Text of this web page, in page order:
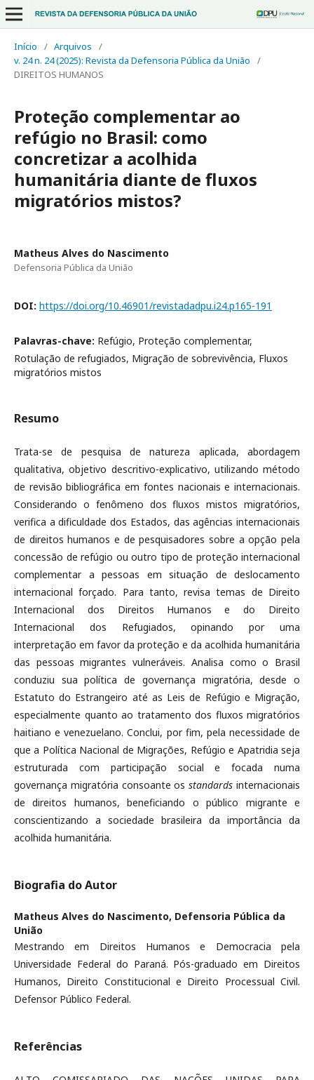
Início / Arquivos
/
v. 24 n. 24 (2025): Revista da Defensoria Pública da União
/
DIREITOS HUMANOS
Proteção complementar ao
refúgio no Brasil: como
concretizar a acolhida
humanitária diante de fluxos
migratórios mistos?
Matheus Alves do Nascimento
Defensoria Pública da União
DOI: https://doi.org/10.46901/revistadadpu.i24.p165-191
Palavras-chave: Refúgio, Proteção complementar,
Rotulação de refugiados, Migração de sobrevivência, Fluxos
migratórios mistos
Resumo
Trata-se de pesquisa de natureza aplicada, abordagem
qualitativa, objetivo descritivo-explicativo, utilizando método
de revisão bibliográfica em fontes nacionais e internacionais.
Considerando o fenômeno dos fluxos mistos migratórios,
verifica a dificuldade dos Estados, das agências internacionais
de direitos humanos e de pesquisadores sobre a opção pela
concessão de refúgio ou outro tipo de proteção internacional
complementar a pessoas em situação de deslocamento
internacional forçado. Para tanto, revisa temas de Direito
Internacional dos Direitos Humanos e do Direito
Internacional dos Refugiados, opinando por uma
interpretação em favor da proteção e da acolhida humanitária
das pessoas migrantes vulneráveis. Analisa como o Brasil
conduziu sua política de governança migratória, desde o
Estatuto do Estrangeiro até as Leis de Refúgio e Migração,
especialmente quanto ao tratamento dos fluxos migratórios
haitiano e venezuelano. Conclui, por fim, pela necessidade de
que a Política Nacional de Migrações, Refúgio e Apatridia seja
estruturada com participação social e focada numa
governança migratória consoante osstandardsinternacionais
de direitos humanos, beneficiando o público migrante e
conscientizando a sociedade brasileira da importância da
acolhida humanitária.
Biografia do Autor
Matheus Alves do Nascimento, Defensoria Pública da
União
Mestrando em Direitos Humanos e Democracia pela
Universidade Federal do Paraná. Pós-graduado em Direitos
Humanos, Direito Constitucional e Direito Processual Civil.
Defensor Público Federal.
Referências